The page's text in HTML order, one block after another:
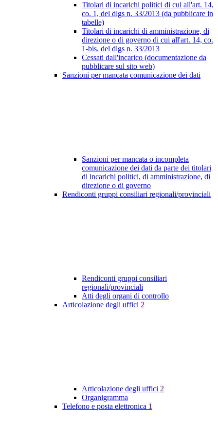
Titolari di incarichi politici di cui all'art. 14,
co. 1, del dlgs n. 33/2013 (da pubblicare in
tabelle)
Titolari di incarichi di amministrazione, di
direzione o di governo di cui all'art. 14, co.
1-bis, del dlgs n. 33/2013
Cessati dall'incarico (documentazione da
pubblicare sul sito web)
Sanzioni per mancata comunicazione dei dati
Sanzioni per mancata o incompleta
comunicazione dei dati da parte dei titolari
di incarichi politici, di amministrazione, di
direzione o di governo
Rendiconti gruppi consiliari regionali/provinciali
Rendiconti gruppi consiliari
regionali/provinciali
Atti degli organi di controllo
Articolazione degli uffici 2
Articolazione degli uffici 2
Organigramma
Telefono e posta elettronica 1